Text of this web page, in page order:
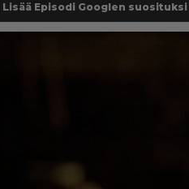
Lisää Episodi Googlen